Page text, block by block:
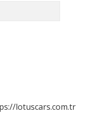
lotuscars.com.tr